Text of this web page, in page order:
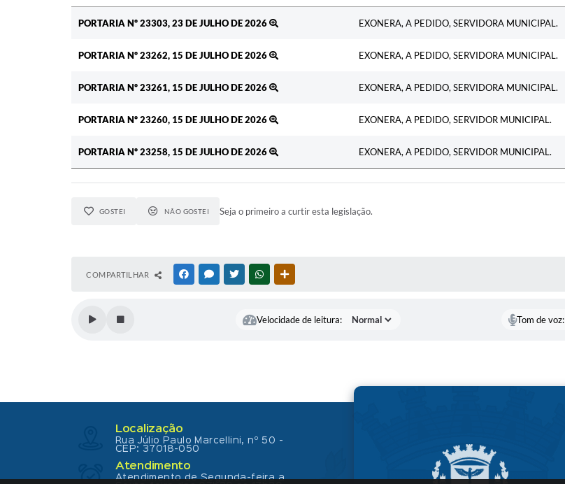
PORTARIA Nº 23303, 23 DE JULHO DE 2026
EXONERA, A PEDIDO, SERVIDORA MUNICIPAL.
PORTARIA Nº 23262, 15 DE JULHO DE 2026 EXONERA, A PEDIDO, SERVIDORA MUNICIPAL.
PORTARIA Nº 23261, 15 DE JULHO DE 2026 EXONERA, A PEDIDO, SERVIDORA MUNICIPAL.
PORTARIA Nº 23260, 15 DE JULHO DE 2026 EXONERA, A PEDIDO, SERVIDOR MUNICIPAL.
PORTARIA Nº 23258, 15 DE JULHO DE 2026 EXONERA, A PEDIDO, SERVIDOR MUNICIPAL.
GOSTEI NÃO GOSTEI Seja o primeiro a curtir esta legislação.
COMPARTILHAR FACEBOOKMESSENGER
TWITTERWHATSAPP
Velocidade de leitura: Tom de voz:
Localização
Rua Júlio Paulo Marcellini, nº 50 -
CEP: 37018-050
Atendimento
Atendimento de Segunda-feira a